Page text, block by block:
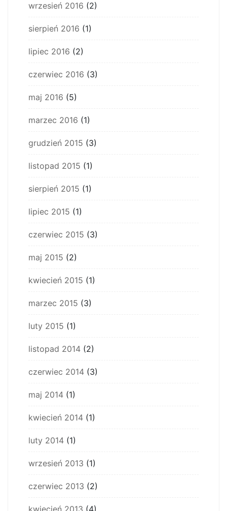
wrzesień 2016 (2)
sierpień 2016 (1)
lipiec 2016 (2)
czerwiec 2016 (3)
maj 2016 (5)
marzec 2016 (1)
grudzień 2015 (3)
listopad 2015 (1)
sierpień 2015 (1)
lipiec 2015 (1)
czerwiec 2015 (3)
maj 2015 (2)
kwiecień 2015 (1)
marzec 2015 (3)
luty 2015 (1)
listopad 2014 (2)
czerwiec 2014 (3)
maj 2014 (1)
kwiecień 2014 (1)
luty 2014 (1)
wrzesień 2013 (1)
czerwiec 2013 (2)
kwiecień 2013 (4)